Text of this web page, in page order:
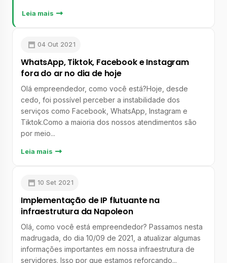
Leia mais
04 Out 2021
WhatsApp, Tiktok, Facebook e Instagram
fora do ar no dia de hoje
Olá empreendedor, como você está?Hoje, desde
cedo, foi possível perceber a instabilidade dos
serviços como Facebook, WhatsApp, Instagram e
Tiktok.Como a maioria dos nossos atendimentos são
por meio...
Leia mais
10 Set 2021
Implementação de IP flutuante na
infraestrutura da Napoleon
Olá, como você está empreendedor? Passamos nesta
madrugada, do dia 10/09 de 2021, a atualizar algumas
informações importantes em nossa infraestrutura de
servidores. Isso por que estamos reforçando...